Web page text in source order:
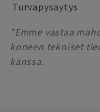
Turvapysäytys
*Emme vastaa
koneen tekniset
kanssa.